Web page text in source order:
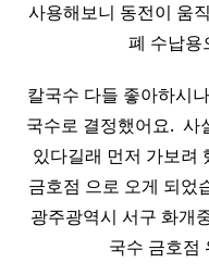
사용해보니 동전이 움
폐 수납
칼국수 다들 좋아하시
국수로 결정했어요.
있다길래 먼저 가보려
금호점 으로 오게 되었
광주광역시 서구 화개
국수 금호점